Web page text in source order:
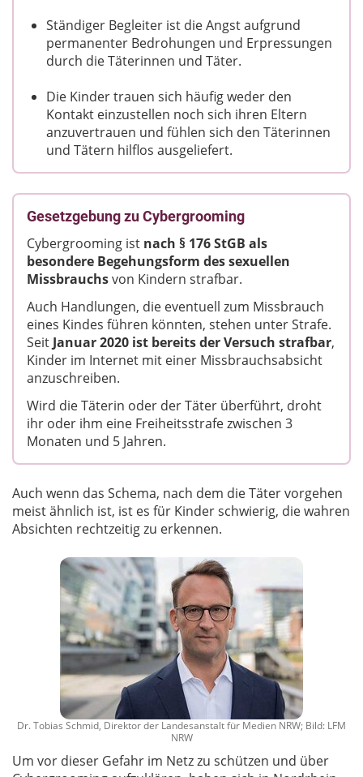
Ständiger Begleiter ist die Angst aufgrund
permanenter Bedrohungen und Erpressungen
durch die Täterinnen und Täter.
Die Kinder trauen sich häufig weder den
Kontakt einzustellen noch sich ihren Eltern
anzuvertrauen und fühlen sich den Täterinnen
und Tätern hilflos ausgeliefert.
Gesetzgebung zu Cybergrooming
Cybergrooming ist nach § 176 StGB als
besondere Begehungsform des sexuellen
Missbrauchsvon Kindern strafbar.
Auch Handlungen, die eventuell zum Missbrauch
eines Kindes führen könnten, stehen unter Strafe.
Seit Januar 2020 ist bereits der Versuch strafbar,
Kinder im Internet mit einer Missbrauchsabsicht
anzuschreiben.
Wird die Täterin oder der Täter überführt, droht
ihr oder ihm eine Freiheitsstrafe zwischen 3
Monaten und 5 Jahren.
Auch wenn das Schema, nach dem die Täter vorgehen
meist ähnlich ist, ist es für Kinder schwierig, die wahren
Absichten rechtzeitig zu erkennen.
Dr. Tobias Schmid, Direktor der Landesanstalt für Medien NRW; Bild: LFM
NRW
Um vor dieser Gefahr im Netz zu schützen und über